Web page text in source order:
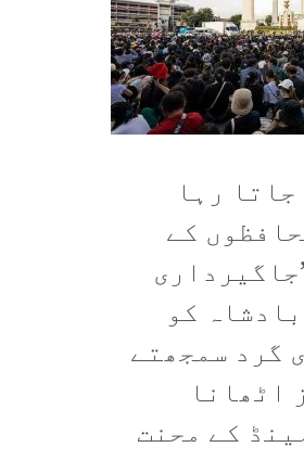
رہا
کے
کو
گرد سمجھتے
اٹھانا
کے محنت